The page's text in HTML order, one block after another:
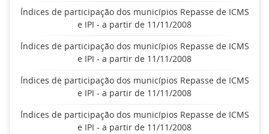
Índices de participação dos municípios Repasse de ICMS
e IPI - a partir de 11/11/2008
Índices de participação dos municípios Repasse de ICMS
e IPI - a partir de 11/11/2008
Índices de participação dos municípios Repasse de ICMS
e IPI - a partir de 11/11/2008
Índices de participação dos municípios Repasse de ICMS
e IPI - a partir de 11/11/2008